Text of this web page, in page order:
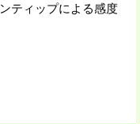
ティップによる感度